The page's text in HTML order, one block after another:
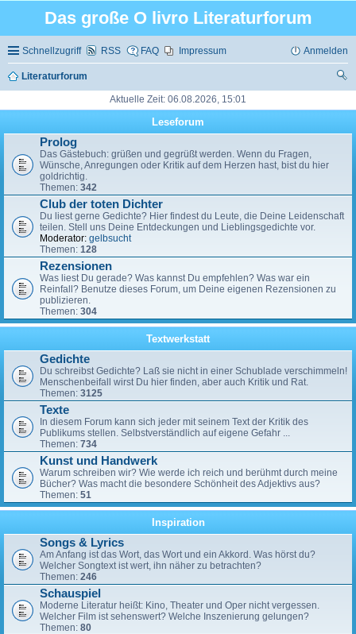
Das große O livro Literaturforum
Schnellzugriff RSS FAQ Impressum Anmelden
Literaturforum
Aktuelle Zeit: 06.08.2026, 15:01
Leseforum
Prolog
Das Gästebuch: grüßen und gegrüßt werden. Wenn du Fragen,
Wünsche, Anregungen oder Kritik auf dem Herzen hast, bist du hier
goldrichtig.
Themen: 342
Club der toten Dichter
Du liest gerne Gedichte? Hier findest du Leute, die Deine Leidenschaft
teilen. Stell uns Deine Entdeckungen und Lieblingsgedichte vor.
Moderator: gelbsucht
Themen: 128
Rezensionen
Was liest Du gerade? Was kannst Du empfehlen? Was war ein
Reinfall? Benutze dieses Forum, um Deine eigenen Rezensionen zu
publizieren.
Themen: 304
Textwerkstatt
Gedichte
Du schreibst Gedichte? Laß sie nicht in einer Schublade verschimmeln!
Menschenbeifall wirst Du hier finden, aber auch Kritik und Rat.
Themen: 3125
Texte
In diesem Forum kann sich jeder mit seinem Text der Kritik des
Publikums stellen. Selbstverständlich auf eigene Gefahr ...
Themen: 734
Kunst und Handwerk
Warum schreiben wir? Wie werde ich reich und berühmt durch meine
Bücher? Was macht die besondere Schönheit des Adjektivs aus?
Themen: 51
Inspiration
Songs & Lyrics
Am Anfang ist das Wort, das Wort und ein Akkord. Was hörst du?
Welcher Songtext ist wert, ihn näher zu betrachten?
Themen: 246
Schauspiel
Moderne Literatur heißt: Kino, Theater und Oper nicht vergessen.
Welcher Film ist sehenswert? Welche Inszenierung gelungen?
Themen: 80